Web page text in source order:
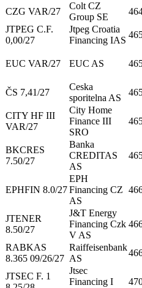
CZG VAR/27
Colt CZ
Group SE
JTPEG C.F.
0,00/27
Jtpeg Croatia
Financing IAS
EUC VAR/27 EUC AS
ČS 7,41/27
Ceska
sporitelna AS
CITY HF III
VAR/27
City Home
Finance III
SRO
BKCRES
7.50/27
Banka
CREDITAS
AS
EPHFIN 8.0/27
EPH
Financing CZ
AS
JTENER
8.50/27
J&T Energy
Financing Czk
V AS
RABKAS
8.365 09/26/27
Raiffeisenbank
AS
JTSEC F. 1
Jtsec
Financing I